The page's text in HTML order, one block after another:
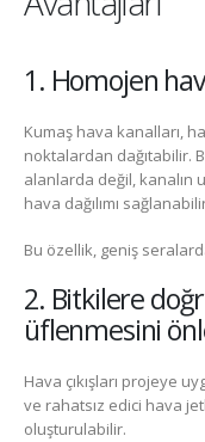
1. Homojen
Kumaş hava kanalları,
noktalardan dağıtabilir.
alanlarda değil, kanalın
hava dağılımı
Bu özellik, geniş
2. Bitkilere
üflenmesini
Hava çıkışları projeye
ve rahatsız edici hava
oluşturulabilir.